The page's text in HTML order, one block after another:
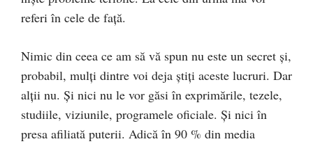
referi în cele de faţă.
Nimic din ceea ce am să vă spun nu este un secret şi,
probabil, mulţi dintre voi deja ştiţi aceste lucruri. Dar
alţii nu. Şi nici nu le vor găsi în exprimările, tezele,
studiile, viziunile, programele oficiale. Şi nici în
presa afiliată puterii. Adică în 90 % din media